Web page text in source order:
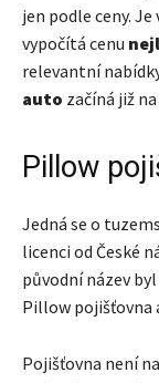
jen podle ceny.
vypočítá cenu
relevantní
auto začíná již na
Pillow
Jedná se o
licenci od České
původní název
Pillow pojišťovna
Pojišťovna není